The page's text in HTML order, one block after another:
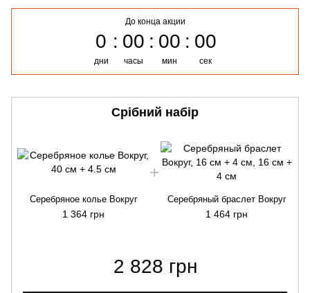
До конца акции
0
дни
00
часы
00
мин
00
сек
Срібний набір
Серебряное колье Вокруг
1 364 грн
Серебряный браслет Вокруг
1 464 грн
2 828 грн